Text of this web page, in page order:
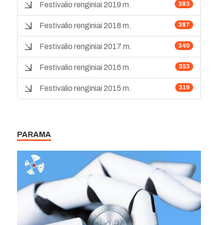
383
Festivalio renginiai 2019 m.
387
Festivalio renginiai 2018 m.
340
Festivalio renginiai 2017 m.
353
Festivalio renginiai 2016 m.
319
Festivalio renginiai 2015 m.
PARAMA